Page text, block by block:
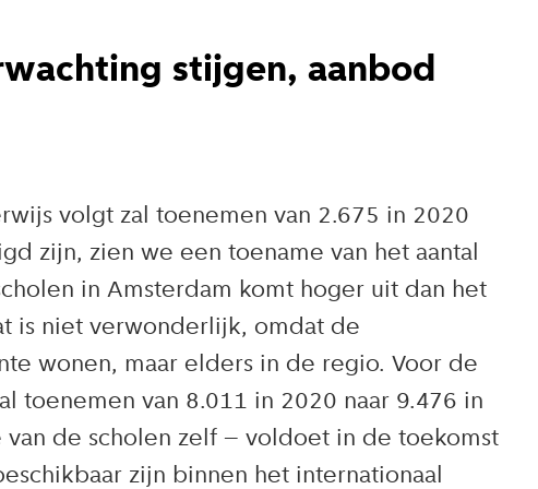
stijgen, aanbod
volgt zal toenemen van 2.675 in 2020
zijn, zien we een toename van het aantal
in Amsterdam komt hoger uit dan het
is niet verwonderlijk, omdat de
wonen, maar elders in de regio. Voor de
toenemen van 8.011 in 2020 naar 9.476 in
de scholen zelf – voldoet in de toekomst
zijn binnen het internationaal